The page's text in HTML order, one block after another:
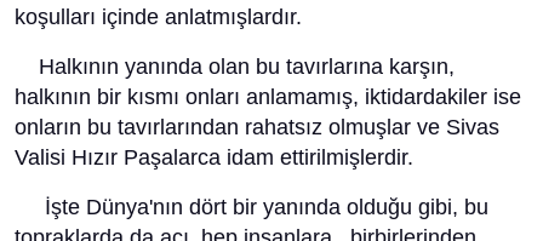
koşulları içinde anlatmışlardır.
Halkının yanında olan bu tavırlarına karşın,
halkının bir kısmı onları anlamamış, iktidardakiler ise
onların bu tavırlarından rahatsız olmuşlar ve Sivas
Valisi Hızır Paşalarca idam ettirilmişlerdir.
İşte Dünya'nın dört bir yanında olduğu gibi, bu